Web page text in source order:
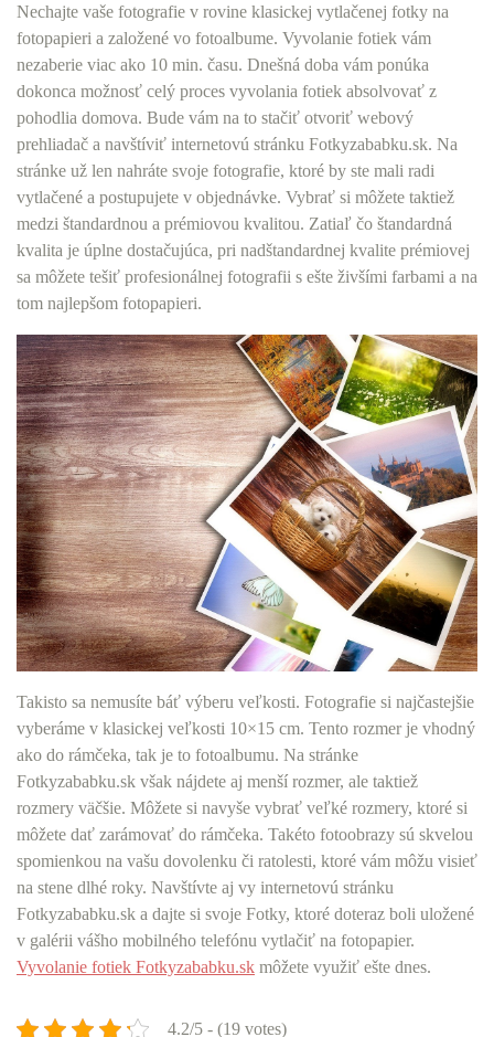
Nechajte vaše fotografie v rovine klasickej vytlačenej fotky na
fotopapieri a založené vo fotoalbume. Vyvolanie fotiek vám
nezaberie viac ako 10 min. času. Dnešná doba vám ponúka
dokonca možnosť celý proces vyvolania fotiek absolvovať z
pohodlia domova. Bude vám na to stačiť otvoriť webový
prehliadač a navštíviť internetovú stránku Fotkyzababku.sk. Na
stránke už len nahráte svoje fotografie, ktoré by ste mali radi
vytlačené a postupujete v objednávke. Vybrať si môžete taktiež
medzi štandardnou a prémiovou kvalitou. Zatiaľ čo štandardná
kvalita je úplne dostačujúca, pri nadštandardnej kvalite prémiovej
sa môžete tešiť profesionálnej fotografii s ešte živšími farbami a na
tom najlepšom fotopapieri.
Takisto sa nemusíte báť výberu veľkosti. Fotografie si najčastejšie
vyberáme v klasickej veľkosti 10×15 cm. Tento rozmer je vhodný
ako do rámčeka, tak je to fotoalbumu. Na stránke
Fotkyzababku.sk však nájdete aj menší rozmer, ale taktiež
rozmery väčšie. Môžete si navyše vybrať veľké rozmery, ktoré si
môžete dať zarámovať do rámčeka. Takéto fotoobrazy sú skvelou
spomienkou na vašu dovolenku či ratolesti, ktoré vám môžu visieť
na stene dlhé roky. Navštívte aj vy internetovú stránku
Fotkyzababku.sk a dajte si svoje Fotky, ktoré doteraz boli uložené
v galérii vášho mobilného telefónu vytlačiť na fotopapier.
Vyvolanie fotiek Fotkyzababku.sk môžete využiť ešte dnes.
4.2/5 - (19 votes)